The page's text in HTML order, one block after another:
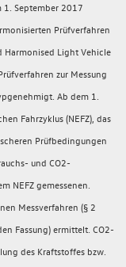
September 2017
Prüfverfahren
Harmonised Light Vehicle
zur Messung
Ab dem 1.
Fahrzyklus (NEFZ), das
Prüfbedingungen
und CO2-
NEFZ gemessenen.
Messverfahren (§ 2
Fassung) ermittelt. CO2-
des Kraftstoffes bzw.